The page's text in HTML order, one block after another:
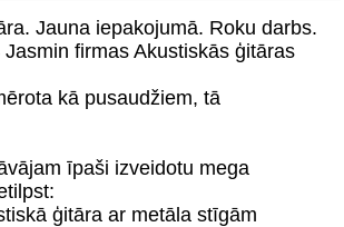
Jauna iepakojumā. Roku darbs.
firmas Akustiskās ģitāras
kā pusaudžiem, tā
īpaši izveidotu mega
ģitāra ar metāla stīgām